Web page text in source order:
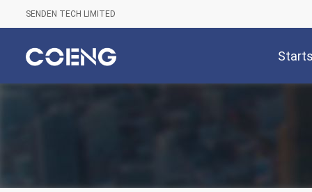
SENDEN TECH LIMITED